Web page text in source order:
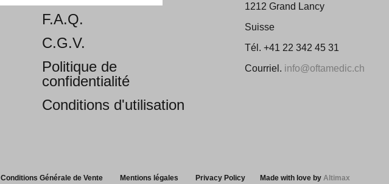
F.A.Q.
C.G.V.
Politique de
confidentialité
Conditions d'utilisation
1212 Grand Lancy
Suisse
Tél. +41 22 342 45 31
Courriel. info@oftamedic.ch
Conditions Générale de Vente Mentions légales Privacy Policy Made with love by Altimax